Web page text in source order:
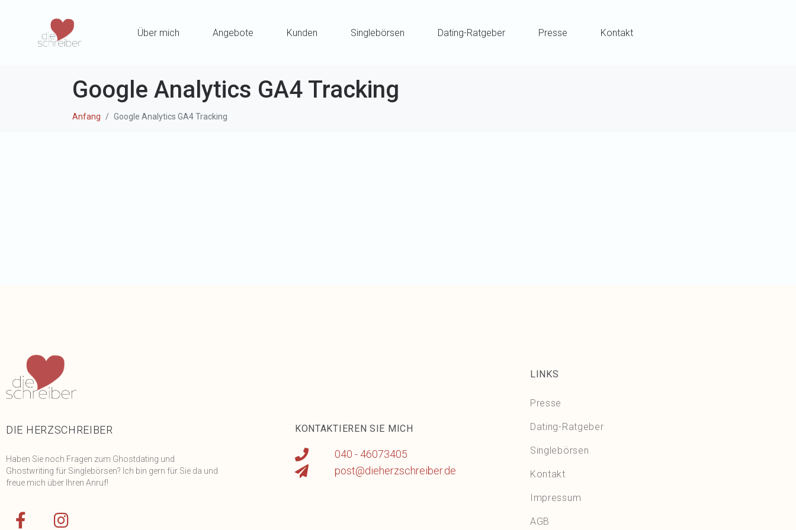
Über mich Angebote Kunden Singlebörsen Dating-Ratgeber Presse Kontakt
Google Analytics GA4 Tracking
Anfang Google Analytics GA4 Tracking
DIE HERZSCHREIBER
Haben Sie noch Fragen zum Ghostdating und
Ghostwriting für Singlebörsen? Ich bin gern für Sie da und
freue mich über Ihren Anruf!
KONTAKTIEREN SIE MICH
040 - 46073405
post@dieherzschreiber.de
LINKS
Presse
Dating-Ratgeber
Singlebörsen
Kontakt
Impressum
AGB